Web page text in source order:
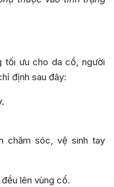
tối ưu cho da cổ, người
định sau đây:
chăm sóc, vệ sinh tay
lên vùng cổ.